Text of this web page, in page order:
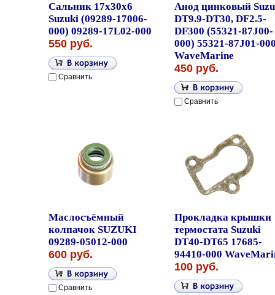
Сальник 17x30x6
Suzuki (09289-17006-
000) 09289-17L02-000
550 руб.
Сравнить
Анод цинковый
DT9.9-DT30, DF2.5-
DF300 (55321-87J00-
000) 55321-87J01-
WaveMarine
450 руб.
Сравнить
Маслосъёмный
колпачок SUZUKI
09289-05012-000
600 руб.
Сравнить
Прокладка крышки
термостата Suzuki
DT40-DT65 17685-
94410-000
100 руб.